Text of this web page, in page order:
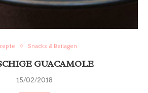
Snacks & Beilagen
GUACAMOLE
15/02/2018